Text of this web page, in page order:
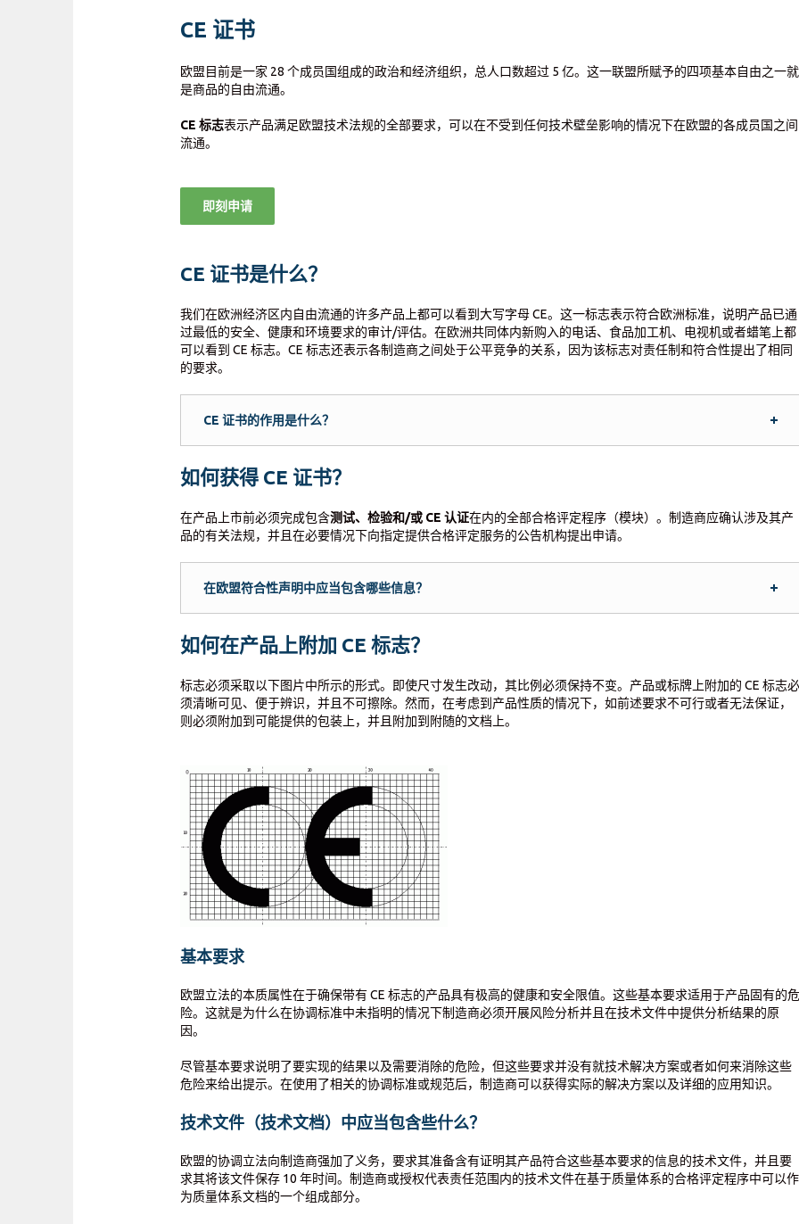
CE 证书
欧盟目前是一家 28 个成员国组成的政治和经济组织，总人口数超过 5 亿。这一联盟所赋予的四项基本自由之一就
是商品的自由流通。
CE标志表示产品满足欧盟技术法规的全部要求，可以在不受到任何技术壁垒影响的情况下在欧盟的各成员国之间
流通。
即刻申请
CE 证书是什么？
我们在欧洲经济区内自由流通的许多产品上都可以看到大写字母 CE。这一标志表示符合欧洲标准，说明产品已通
过最低的安全、健康和环境要求的审计/评估。在欧洲共同体内新购入的电话、食品加工机、电视机或者蜡笔上都
可以看到 CE 标志。CE 标志还表示各制造商之间处于公平竞争的关系，因为该标志对责任制和符合性提出了相同
的要求。
CE 证书的作用是什么？
如何获得 CE 证书？
在产品上市前必须完成包含测试、检验和/或 CE认证在内的全部合格评定程序（模块）。制造商应确认涉及其产
品的有关法规，并且在必要情况下向指定提供合格评定服务的公告机构提出申请。
在欧盟符合性声明中应当包含哪些信息？
如何在产品上附加 CE 标志？
标志必须采取以下图片中所示的形式。即使尺寸发生改动，其比例必须保持不变。产品或标牌上附加的 CE 标志
须清晰可见、便于辨识，并且不可擦除。然而，在考虑到产品性质的情况下，如前述要求不可行或者无法保证，
则必须附加到可能提供的包装上，并且附加到附随的文档上。
基本要求
欧盟立法的本质属性在于确保带有 CE 标志的产品具有极高的健康和安全限值。这些基本要求适用于产品固有的
险。这就是为什么在协调标准中未指明的情况下制造商必须开展风险分析并且在技术文件中提供分析结果的原
因。
尽管基本要求说明了要实现的结果以及需要消除的危险，但这些要求并没有就技术解决方案或者如何来消除这些
危险来给出提示。在使用了相关的协调标准或规范后，制造商可以获得实际的解决方案以及详细的应用知识。
技术文件（技术文档）中应当包含些什么？
欧盟的协调立法向制造商强加了义务，要求其准备含有证明其产品符合这些基本要求的信息的技术文件，并且要
求其将该文件保存 10 年时间。制造商或授权代表责任范围内的技术文件在基于质量体系的合格评定程序中可以作
为质量体系文档的一个组成部分。